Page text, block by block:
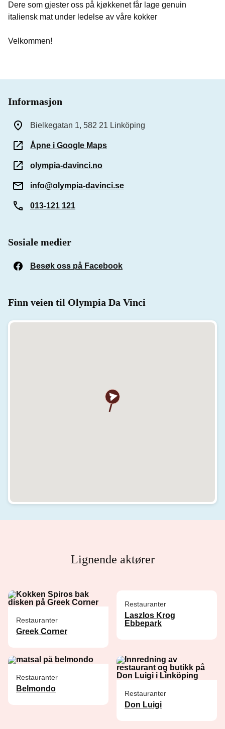
Dere som gjester oss på kjøkkenet får lage genuin
italiensk mat under ledelse av våre kokker
Velkommen!
Informasjon
Bielkegatan 1, 582 21 Linköping
Åpne i Google Maps
olympia-davinci.no
info@olympia-davinci.se
013-121 121
Sosiale medier
Besøk oss på Facebook
Finn veien til Olympia Da Vinci
Lignende aktører
Restauranter
Greek Corner
Restauranter
Laszlos Krog
Ebbepark
Restauranter
Belmondo
Restauranter
Don Luigi